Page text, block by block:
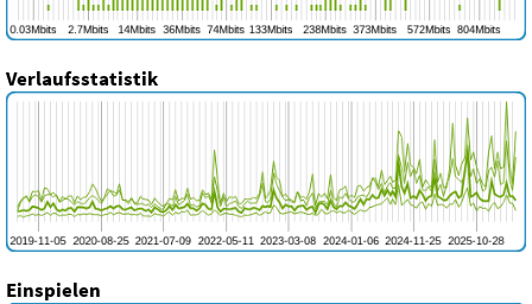
Verlaufsstatistik
Einspielen